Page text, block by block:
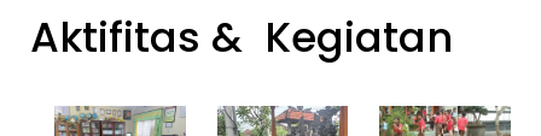
Aktifitas & Kegiatan